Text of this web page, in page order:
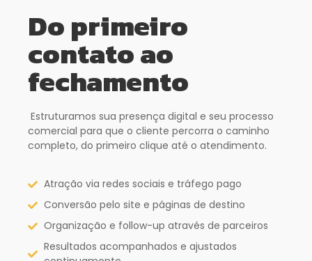
Do primeiro
contato ao
fechamento
Estruturamos sua presença digital e seu processo
comercial para que o cliente percorra o caminho
completo, do primeiro clique até o atendimento.
Atração via redes sociais e tráfego pago
Conversão pelo site e páginas de destino
Organização e follow-up através de parceiros
Resultados acompanhados e ajustados